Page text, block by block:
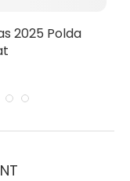
2025 Polda